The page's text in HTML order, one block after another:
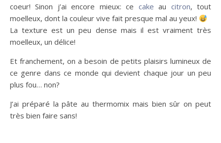
coeur! Sinon j’ai encore mieux: ce cake au citron, tout
moelleux, dont la couleur vive fait presque mal au yeux!
La texture est un peu dense mais il est vraiment très
moelleux, un délice!
Et franchement, on a besoin de petits plaisirs lumineux de
ce genre dans ce monde qui devient chaque jour un peu
plus fou… non?
J’ai préparé la pâte au thermomix mais bien sûr on peut
très bien faire sans!